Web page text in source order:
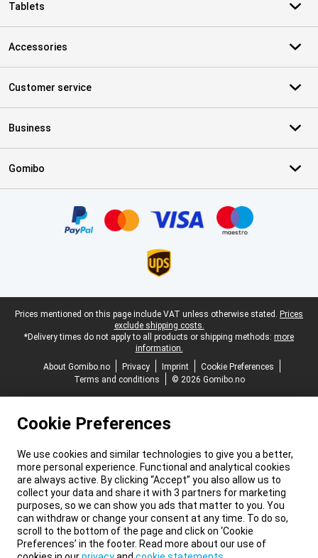
Tablets
Accessories
Customer service
Business
Gomibo
Legal footer
Prices mentioned on this page include VAT unless otherwise stated. Prices
exclude shipping costs.
*Delivery times do not apply to all products or shipping methods: more
information.
About Gomibo.no
Privacy Imprint
Cookie Preferences
Terms and conditions
© 2026 Gomibo.no
Cookie Preferences
We use cookies and similar technologies to give you a better,
more personal experience. Functional and analytical cookies
are always active. By clicking “Accept” you also allow us to
collect your data and share it with 3 partners for marketing
purposes, so we can show you ads that matter to you. You
can withdraw or change your consent at any time. To do so,
scroll to the bottom of the page and click on ‘Cookie
Preferences’ in the footer. Read more about our use of